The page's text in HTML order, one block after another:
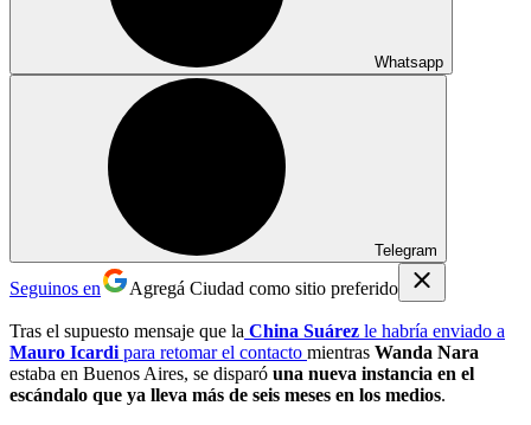
Whatsapp
Telegram
Seguinos en Agregá Ciudad como sitio preferido
Tras el supuesto mensaje que la China Suárez le habría enviado a
Mauro Icardi para retomar el contacto mientras Wanda Nara
estaba en Buenos Aires, se disparó una nueva instancia en el
escándalo que ya lleva más de seis meses en los medios.